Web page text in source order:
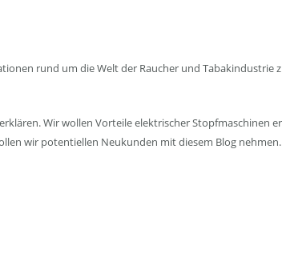
rund um die Welt der Raucher und Tabakindustrie
Wir wollen Vorteile elektrischer Stopfmaschinen
wir potentiellen Neukunden mit diesem Blog nehmen.